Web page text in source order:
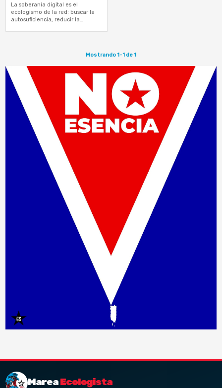
La soberanía digital es el
ecologismo de la red: buscar la
autosuficiencia, reducir la
Mostrando 1-1 de 1
MareaEcologista